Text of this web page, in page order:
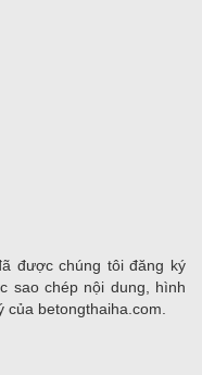
được chúng tôi đăng ký
sao chép nội dung, hình
của betongthaiha.com.